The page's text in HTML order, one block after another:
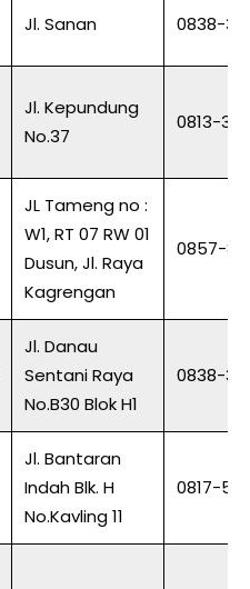
Jl. Sanan 0838-
Jl. Kepundung
No.37
0813-
JL Tameng no :
W1, RT 07 RW 01
Dusun, Jl. Raya
Kagrengan
0857-
Jl. Danau
Sentani Raya
No.B30 Blok H1
0838-
Jl. Bantaran
Indah Blk. H
No.Kavling 11
0817-